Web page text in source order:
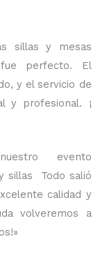
sillas y mesas
perfecto. El
y el servicio de
y profesional. ¡
evento
sillas Todo salió
calidad y
volveremos a